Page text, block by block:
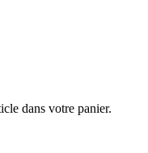
dans votre panier.